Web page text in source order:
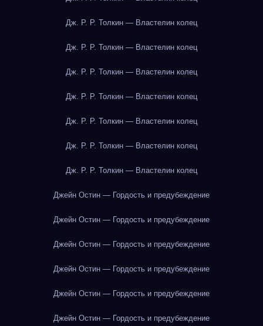
Дж. Р. Р. Толкин — Властелин колец
Дж. Р. Р. Толкин — Властелин колец
Дж. Р. Р. Толкин — Властелин колец
Дж. Р. Р. Толкин — Властелин колец
Дж. Р. Р. Толкин — Властелин колец
Дж. Р. Р. Толкин — Властелин колец
Дж. Р. Р. Толкин — Властелин колец
Джейн Остин — Гордость и предубеждение
Джейн Остин — Гордость и предубеждение
Джейн Остин — Гордость и предубеждение
Джейн Остин — Гордость и предубеждение
Джейн Остин — Гордость и предубеждение
Джейн Остин — Гордость и предубеждение